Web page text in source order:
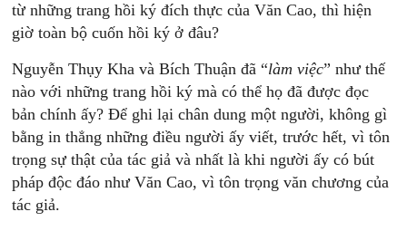
từ những trang hồi ký đích thực của Văn Cao, thì hiện
giờ toàn bộ cuốn hồi ký ở đâu?
Nguyễn Thụy Kha và Bích Thuận đã “làm việc” như thế
nào với những trang hồi ký mà có thể họ đã được đọc
bản chính ấy? Để ghi lại chân dung một người, không gì
bằng in thẳng những điều người ấy viết, trước hết, vì tôn
trọng sự thật của tác giả và nhất là khi người ấy có bút
pháp độc đáo như Văn Cao, vì tôn trọng văn chương của
tác giả.